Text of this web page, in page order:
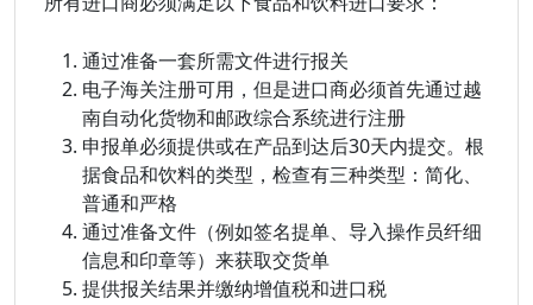
通过准备一套所需文件进行报关
电子海关注册可用，但是进口商必须首先通过越
南自动化货物和邮政综合系统进行注册
申报单必须提供或在产品到达后30天内提交。根
据食品和饮料的类型，检查有三种类型：简化、
普通和严格
通过准备文件（例如签名提单、导入操作员纤细
信息和印章等）来获取交货单
提供报关结果并缴纳增值税和进口税